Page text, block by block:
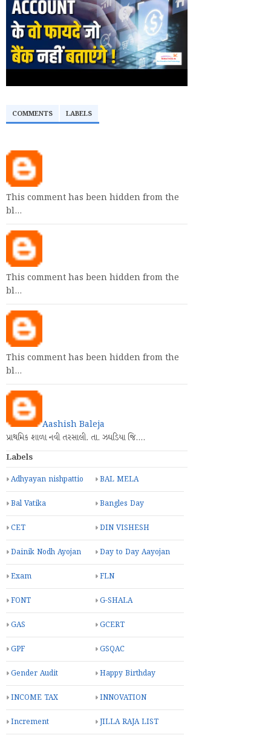
COMMENTS LABELS
This comment has been hidden from the
bl…
This comment has been hidden from the
bl…
This comment has been hidden from the
bl…
Aashish Baleja
પ્રાથમિક શાળા નવી તરસાલી. તા. ઝઘડિયા જિ.…
Labels
Adhyayan nishpattio BAL MELA
Bal Vatika Bangles Day
CET DIN VISHESH
Dainik Nodh Ayojan Day to Day Aayojan
Exam FLN
FONT G-SHALA
GAS GCERT
GPF GSQAC
Gender Audit Happy Birthday
INCOME TAX INNOVATION
Increment JILLA RAJA LIST